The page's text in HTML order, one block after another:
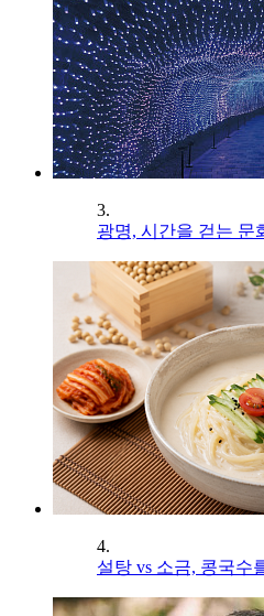
3.
광명, 시간을 걷는 문
4.
설탕 vs 소금, 콩국수